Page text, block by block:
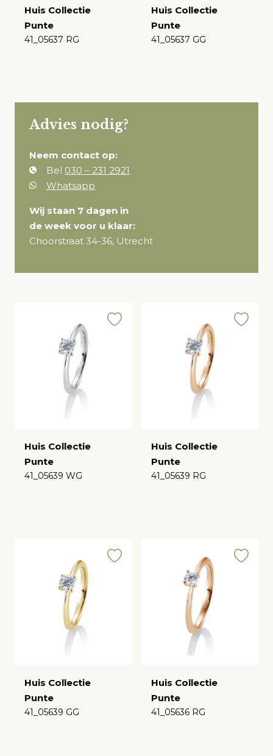
Huis Collectie
Punte
41_05637 RG
Huis Collectie
Punte
41_05637 GG
Advies nodig?
Neem contact op:
Bel 030 – 231 2921
Whatsapp
Wij staan 7 dagen in
de week voor u klaar:
Choorstraat 34-36, Utrecht
Huis Collectie
Punte
41_05639 WG
Huis Collectie
Punte
41_05639 RG
Huis Collectie
Punte
41_05639 GG
Huis Collectie
Punte
41_05636 RG